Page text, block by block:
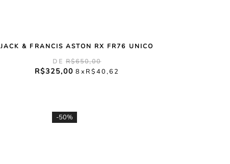
JACK & FRANCIS ASTON RX FR76 UNICO
R$650,00
R$325,00 8 R$40,62
-50%